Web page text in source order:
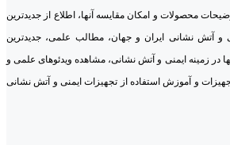
محصولات و امکان مقایسه آنها، اطلاع از جدیدترین
و آتش نشانی ایران و جهان، مطالب علمی، جدیدترین
در زمینه ایمنی و آتش نشانی، مشاهده ویدئوهای علمی و
و آموزش استفاده از تجهیزات ایمنی و آتش نشانی